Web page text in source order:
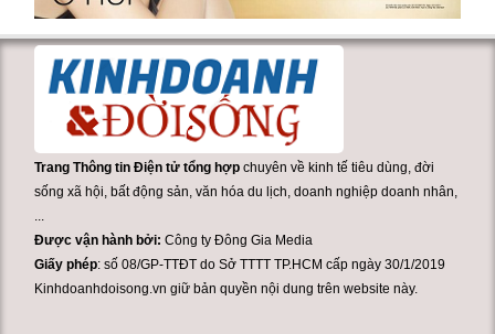
Trang Thông tin Điện tử tổng hợp chuyên về kinh tế tiêu dùng, đời
sống xã hội, bất động sản, văn hóa du lịch, doanh nghiệp doanh nhân,
...
Được vận hành bởi:Công ty Đông Gia Media
Giấy phép: số 08/GP-TTĐT do Sở TTTT TP.HCM cấp ngày 30/1/2019
Kinhdoanhdoisong.vn giữ bản quyền nội dung trên website này.